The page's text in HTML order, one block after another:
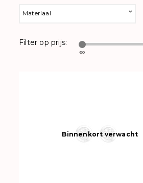
Materiaal
Filter op prijs:
€0
Binnenkort verwacht